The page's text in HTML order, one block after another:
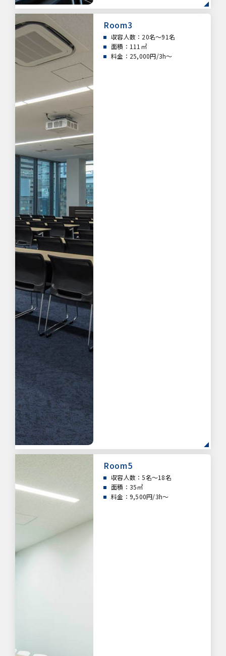
Room3
収容人数：20名～91名
面積：111㎡
料金：25,000円/3h～
Room5
収容人数：5名～18名
面積：35㎡
料金：9,500円/3h～